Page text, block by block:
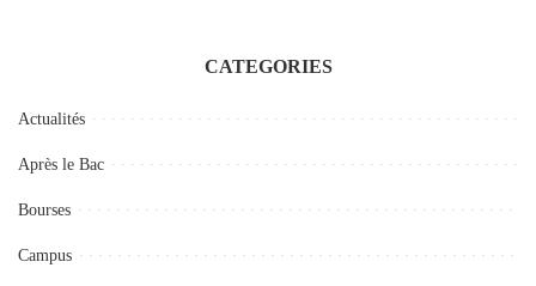
CATEGORIES
Actualités
Après le Bac
Bourses
Campus